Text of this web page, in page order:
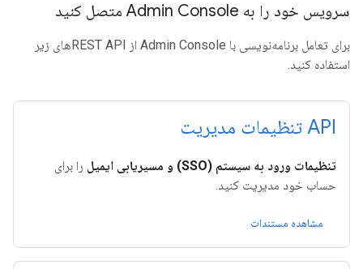
سرویس خود را به Admin Console متصل کنید
برای تعامل برنامه‌نویسی با Admin Console از REST APIهای زیر
استفاده کنید.
API تنظیمات مدیریت
تنظیمات ورود به سیستم (SSO) و مسیریابی ایمیل
را برای
حساب خود مدیریت کنید.
مشاهده مستندات